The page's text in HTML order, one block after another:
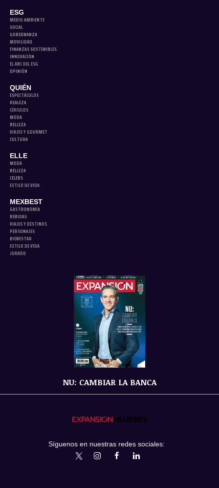
ESG
MEDIO AMBIENTE
SOCIAL
GOBERNANZA
MOVILIDAD
FINANZAS SOSTENIBLES
INNOVACIÓN
EL ABC DEL ESG
OPINIÓN
QUIÉN
ESPECTÁCULOS
REALEZA
CÍRCULOS
MODA
BELLEZA
VIAJES Y GOURMET
CULTURA
ELLE
MODA
BELLEZA
CELEBS
ESTILO DE VIDA
MEXBEST
GASTRONOMÍA
BEBIDAS
VIAJES Y DESTINOS
PERSONAJES
BIENESTAR
ESTILO DE VIDA
JURADO
NU: CAMBIAR LA BANCA
Síguenos en nuestras redes sociales:
expansionmxExpansionMex